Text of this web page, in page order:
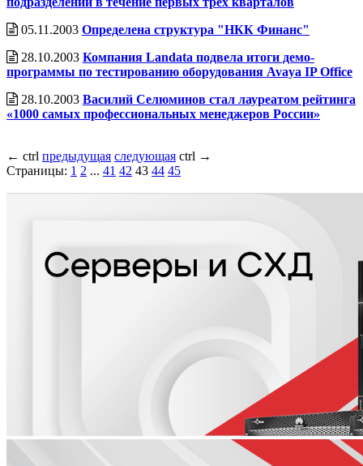
05.11.2003 Определена структура "НКК Финанс"
28.10.2003 Компания Landata подвела итоги демо-
программы по тестированию оборудования Avaya IP Office
28.10.2003 Василий Селюминов стал лауреатом рейтинга
«1000 самых профессиональных менеджеров России»
← ctrl предыдущая следующая ctrl →
Страницы: 1 2 ... 41 42 43 44 45